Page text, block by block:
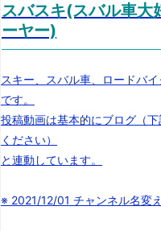
スバスキ(スバル車大
ーヤー)
スキー、スバル車、ロードバイ
です。
投稿動画は基本的にブログ（
ください）
と連動しています。
※ 2021/12/01 チャンネル名変え